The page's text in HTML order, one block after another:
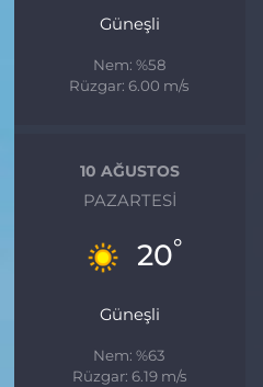
Güneşli
Nem: %58
Rüzgar: 6.00 m/s
10 AĞUSTOS
PAZARTESI
20°
Güneşli
Nem: %63
Rüzgar: 6.19 m/s